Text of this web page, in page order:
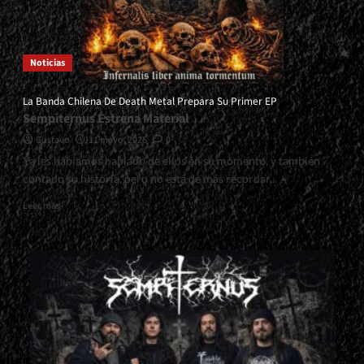
Noticias
La Banda Chilena De Death Metal Prepara Su Primer EP
Sempiternus Estrena Material
Gustavo 11 mayo, 2026
0
Ya les habíamos hablado de ellos en su momento, y también
contado su historia, pero no está de más recordar...
Leer másRead
more
about
<small>La
Banda
Chilena
De
Death
Metal
Prepara
Su